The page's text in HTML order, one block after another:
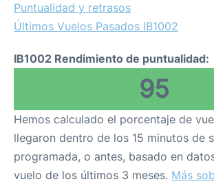
Puntualidad y retrasos
Últimos Vuelos Pasados IB1002
IB1002 Rendimiento de puntualidad:
95
Hemos calculado el porcentaje de
llegaron dentro de los 15 minutos de
programada, o antes, basado en
vuelo de los últimos 3 meses. Más